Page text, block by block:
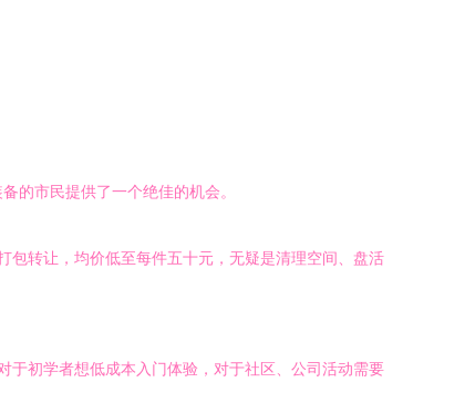
的市民提供了一个绝佳的机会。
包转让，均价低至每件五十元，无疑是清理空间、盘活
于初学者想低成本入门体验，对于社区、公司活动需要